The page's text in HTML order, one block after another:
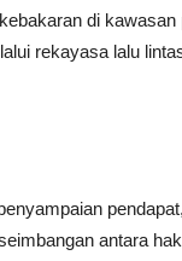
di
rekayasa lalu
antara